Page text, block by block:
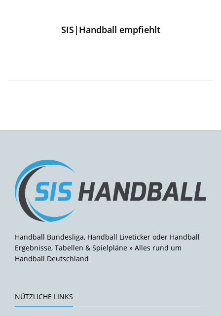
SIS|Handball empfiehlt
Handball Bundesliga, Handball Liveticker oder Handball
Ergebnisse, Tabellen & Spielpläne » Alles rund um
Handball Deutschland
NÜTZLICHE LINKS